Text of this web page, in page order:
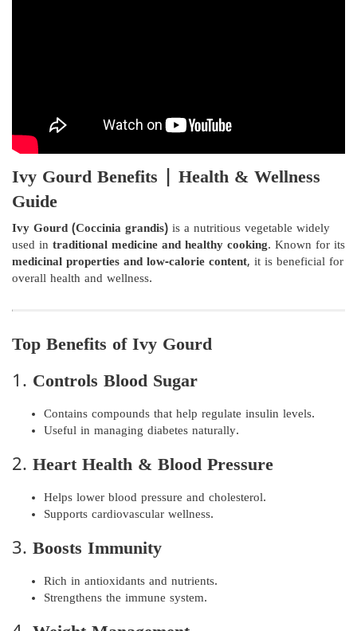
Ivy Gourd Benefits | Health & Wellness
Guide
Ivy Gourd (Coccinia grandis) is a nutritious vegetable widely
used in traditional medicine and healthy cooking. Known for its
medicinal properties and low-calorie content, it is beneficial for
overall health and wellness.
Top Benefits of Ivy Gourd
1. Controls Blood Sugar
Contains compounds that help regulate insulin levels.
Useful in managing diabetes naturally.
2. Heart Health & Blood Pressure
Helps lower blood pressure and cholesterol.
Supports cardiovascular wellness.
3. Boosts Immunity
Rich in antioxidants and nutrients.
Strengthens the immune system.